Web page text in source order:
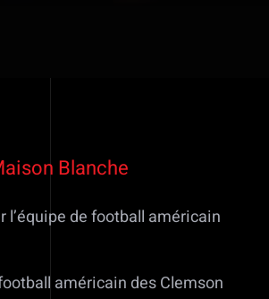
Blanche
l’équipe de football américain
américain des Clemson